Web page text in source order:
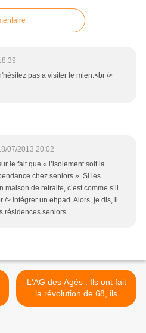
pas a visiter le mien.<br />
07/2013 20:02
le fait que « l’isolement soit la
chez seniors ». Si les
de retraite, c’est comme s’il
/> intégrer un ehpad. Alors, je dis, il
résidences seniors.
L'AG des Agés : Ils ont fait
la révolution de 68, ils
feront la révolution de l'âge